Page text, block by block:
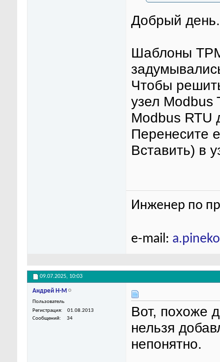
Добрый день.
Шаблоны
Чтобы
узел Modbus
Modbus RTU
Перенесите
Вставить) в
Инженер по
e-mail:
09.07.2025, 10:03
Андрей Н-М
Пользователь
Регистрация
01.08.2013
Сообщений
34
Вот, похоже
нельзя
непонятно.